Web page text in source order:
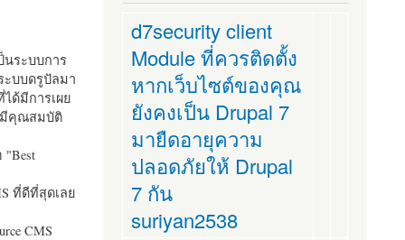
นระบบการ
ะบบดรูปัลมา
ด้มีการเผย
มีคุณสมบัติ
"Best
ที่ดีที่สุดเลย
CMS
d7security client
Module ที่ควรติดตั้ง
หากเว็บไซต์ของคุณ
ยังคงเป็น Drupal 7
มายืดอายุความ
ปลอดภัยให้ Drupal
7 กัน
suriyan2538